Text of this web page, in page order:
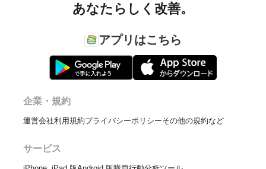
あなたらしく改善。
アプリはこちら
企業・規約
運営会社利用規約プライバシーポリシーその他の規約など
サービス